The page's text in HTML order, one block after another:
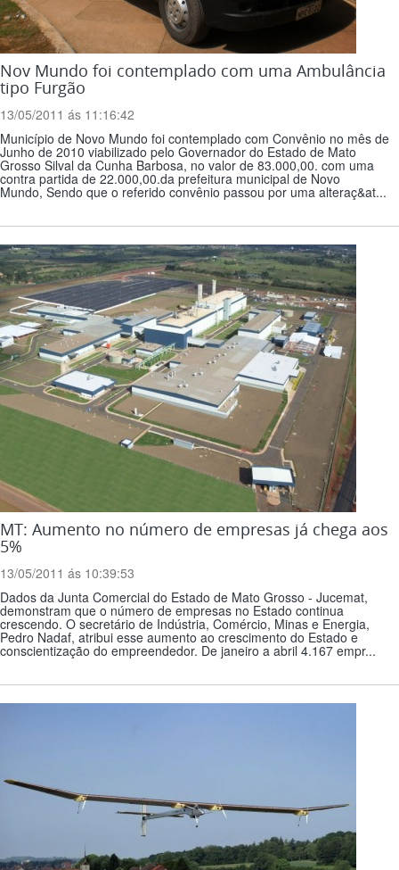
Nov Mundo foi contemplado com uma Ambulância
tipo Furgão
13/05/2011 ás 11:16:42
Município de Novo Mundo foi contemplado com Convênio no mês de
Junho de 2010 viabilizado pelo Governador do Estado de Mato
Grosso Silval da Cunha Barbosa, no valor de 83.000,00. com uma
contra partida de 22.000,00.da prefeitura municipal de Novo
Mundo, Sendo que o referido convênio passou por uma alteraç&at...
MT: Aumento no número de empresas já chega aos
5%
13/05/2011 ás 10:39:53
Dados da Junta Comercial do Estado de Mato Grosso - Jucemat,
demonstram que o número de empresas no Estado continua
crescendo. O secretário de Indústria, Comércio, Minas e Energia,
Pedro Nadaf, atribui esse aumento ao crescimento do Estado e
conscientização do empreendedor. De janeiro a abril 4.167 empr...